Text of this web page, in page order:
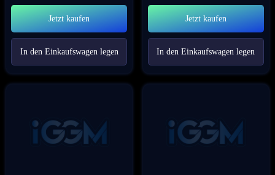
Jetzt kaufen
In den Einkaufswagen legen
Jetzt kaufen
In den Einkaufswagen legen